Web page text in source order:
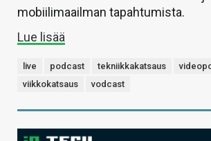
mobiilimaailman tapahtumista.
Lue lisää
live podcast tekniikkakatsaus
viikkokatsaus
vodcast